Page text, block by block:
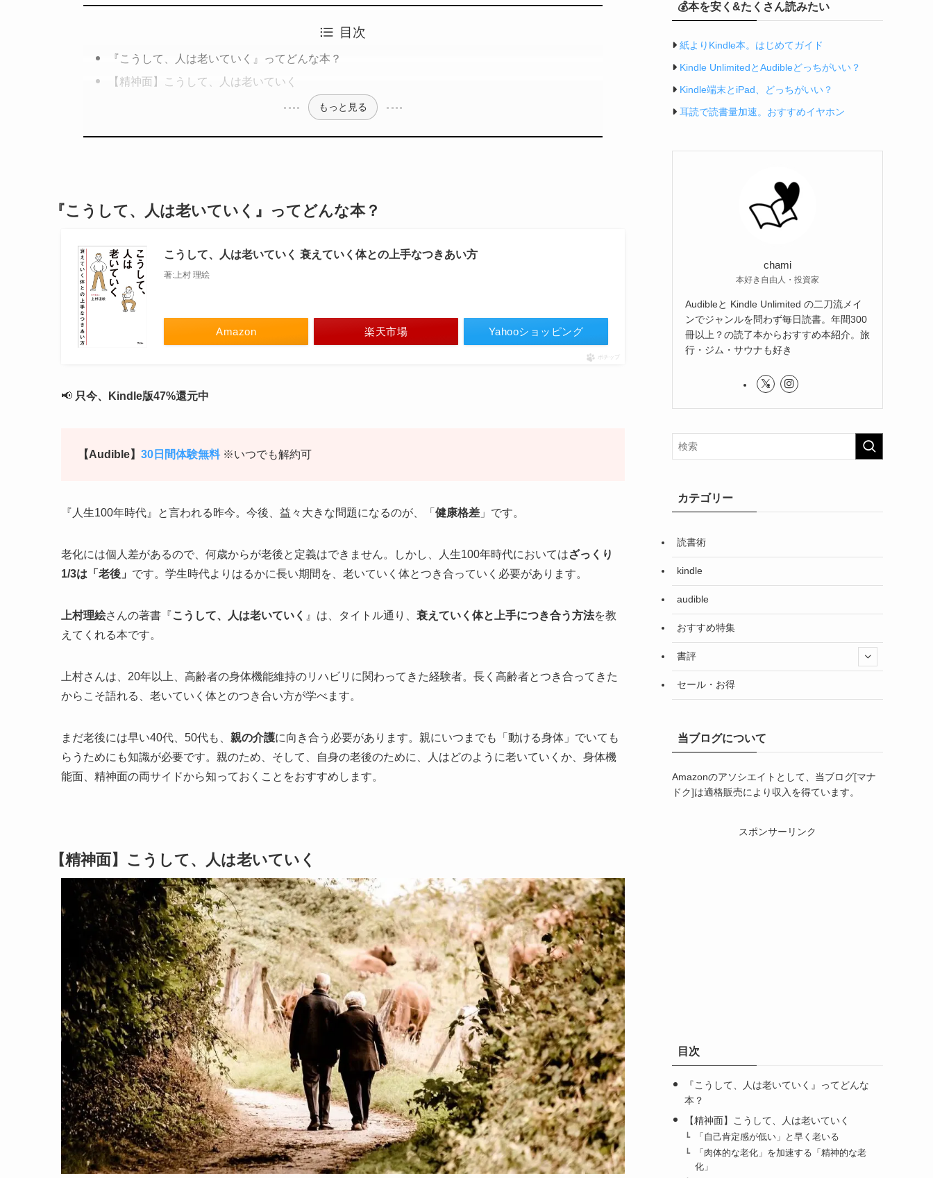
目次
『こうして、人は老いていく』ってどんな本？
【精神面】こうして、人は老いていく
もっと見る
『こうして、人は老いていく』ってどんな本？
こうして、人は老いていく 衰えていく体との上手なつきあい方
著:上村 理絵
Amazon 楽天市場 Yahooショッピング
ポチップ
📢 只今、Kindle版47%還元中
【Audible】 30日間体験無料 ※いつでも解約可
『人生100年時代』と言われる昨今。今後、益々大きな問題になるのが、「 健康格差 」です。
老化には個人差があるので、何歳からが老後と定義はできません。しかし、人生100年時代においてはざっくり
1/3は「老後」 です。学生時代よりはるかに長い期間を、老いていく体とつき合っていく必要があります。
上村理絵さんの著書『こうして、人は老いていく 』は、タイトル通り、 衰えていく体と上手につき合う方法を教
えてくれる本です。
上村さんは、20年以上、高齢者の身体機能維持のリハビリに関わってきた経験者。長く高齢者とつき合ってきた
からこそ語れる、老いていく体とのつき合い方が学べます。
まだ老後には早い40代、50代も、 親の介護に向き合う必要があります。親にいつまでも「動ける身体」でいても
らうためにも知識が必要です。親のため、そして、自身の老後のために、人はどのように老いていくか、身体機
能面、精神面の両サイドから知っておくことをおすすめします。
【精神面】こうして、人は老いていく
💰本を安く&たくさん読みたい
紙よりKindle本。はじめてガイド
Kindle UnlimitedとAudibleどっちがいい？
Kindle端末とiPad、どっちがいい？
耳読で読書量加速。おすすめイヤホン
chami
本好き自由人・投資家
Audibleと Kindle Unlimited の二刀流メイ
ンでジャンルを問わず毎日読書。年間300
冊以上？の読了本からおすすめ本紹介。旅
行・ジム・サウナも好き
カテゴリー
読書術
kindle
audible
おすすめ特集
書評
セール・お得
当ブログについて
Amazonのアソシエイトとして、当ブログ[マナ
ドク]は適格販売により収入を得ています。
スポンサーリンク
目次
『こうして、人は老いていく』ってどんな
本？
【精神面】こうして、人は老いていく
「自己肯定感が低い」と早く老いる
「肉体的な老化」を加速する「精神的な老
化」